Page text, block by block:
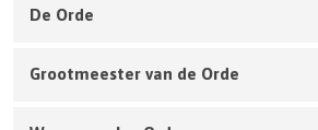
De Orde
Grootmeester van de Orde